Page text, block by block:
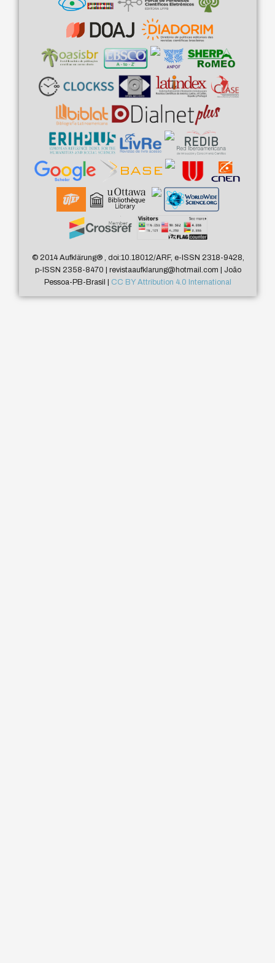
© 2014 Aufklärung®, doi:10.18012/ARF, e-ISSN 2318-9428,
p-ISSN 2358-8470 | revistaaufklarung@hotmail.com | João
Pessoa-PB-Brasil | CC BY Attribution 4.0 International